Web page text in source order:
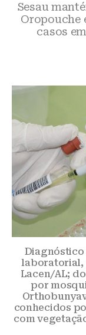
Sesau
Oropouche
casos
Diagnóstico
laboratorial,
Lacen/AL;
por
conhecidos
com